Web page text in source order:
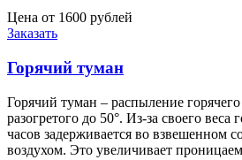
Цена от 1600 рублей
Заказать
Горячий туман
Горячий туман – распыление
разогретого до 50°. Из-за своего веса
часов задерживается во взвешенном
воздухом. Это увеличивает